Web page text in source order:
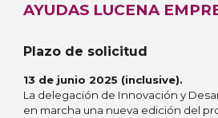
AYUDAS LUCENA
Plazo de solicitud
13 de junio 2025 (inclusive).
La delegación de Innovación y
en marcha una nueva edición del